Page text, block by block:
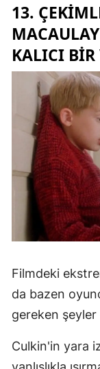
13.
KALICI BIR
Filmdeki
da bazen
gereken
Culkin'in yara